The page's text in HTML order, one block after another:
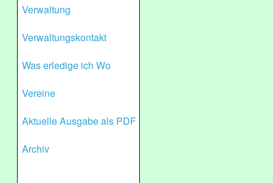
Verwaltung
Verwaltungskontakt
Was erledige ich Wo
Vereine
Aktuelle Ausgabe als PDF
Archiv